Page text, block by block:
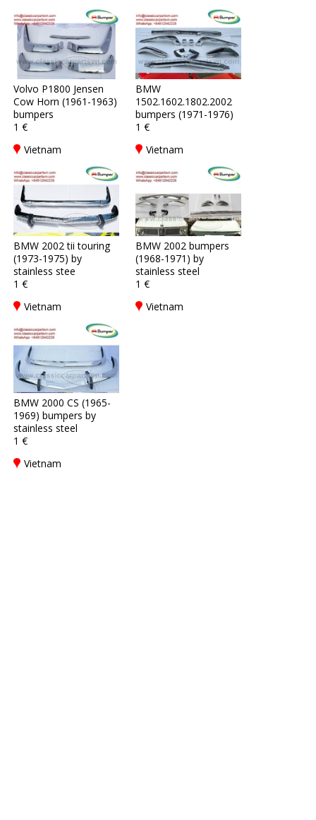
Volvo P1800 Jensen
Cow Horn (1961-1963)
bumpers
1 €
Vietnam
BMW
1502.1602.1802.2002
bumpers (1971-1976)
1 €
Vietnam
BMW 2002 tii touring
(1973-1975) by
stainless stee
1 €
Vietnam
BMW 2002 bumpers
(1968-1971) by
stainless steel
1 €
Vietnam
BMW 2000 CS (1965-
1969) bumpers by
stainless steel
1 €
Vietnam